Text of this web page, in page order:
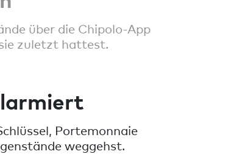
über die Chipolo-App
zuletzt hattest.
Portemonnaie
weggehst.